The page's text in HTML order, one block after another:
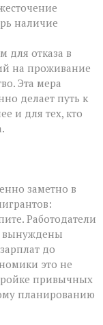
наличие
для отказа в
на проживание
Эта мера
делает путь к
и для тех, кто
заметно в
Работодатели
вынуждены
до
это не
привычных
планированию